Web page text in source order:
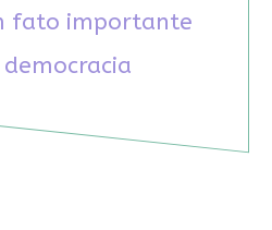
fato importante